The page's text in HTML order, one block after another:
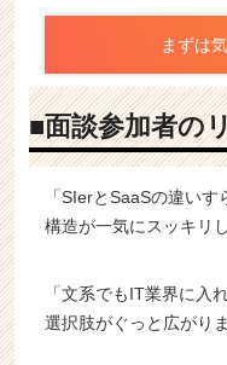
まずは
■面談参加者の
「SIerとSaaSの違い
構造が一気にスッキリ
「文系でもIT業界に入
選択肢がぐっと広がり